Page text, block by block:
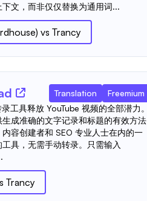
文，而非仅仅替换为通用词...
vs Trancy
Translation
Freemium
工具释放 YouTube 视频的全部潜力。
成准确的文字记录和标题的有效方法
容创建者和 SEO 专业人士在内的一
具，无需手动转录。只需输入
Trancy